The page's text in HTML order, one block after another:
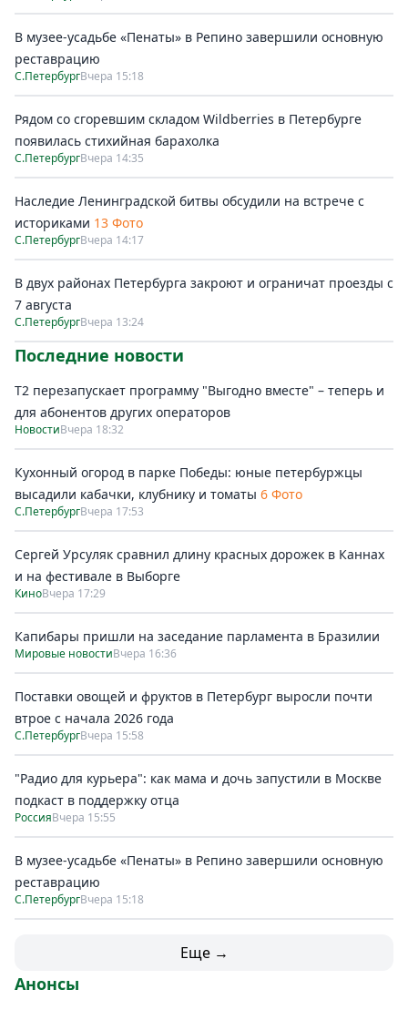
В музее-усадьбе «Пенаты» в Репино завершили основную
реставрацию
С.ПетербургВчера 15:18
Рядом со сгоревшим складом Wildberries в Петербурге
появилась стихийная барахолка
С.ПетербургВчера 14:35
Наследие Ленинградской битвы обсудили на встрече с
историками 13 Фото
С.ПетербургВчера 14:17
В двух районах Петербурга закроют и ограничат проезды с
7 августа
С.ПетербургВчера 13:24
Последние новости
Т2 перезапускает программу "Выгодно вместе" – теперь и
для абонентов других операторов
НовостиВчера 18:32
Кухонный огород в парке Победы: юные петербуржцы
высадили кабачки, клубнику и томаты 6 Фото
С.ПетербургВчера 17:53
Сергей Урсуляк сравнил длину красных дорожек в Каннах
и на фестивале в Выборге
КиноВчера 17:29
Капибары пришли на заседание парламента в Бразилии
Мировые новостиВчера 16:36
Поставки овощей и фруктов в Петербург выросли почти
втрое с начала 2026 года
С.ПетербургВчера 15:58
"Радио для курьера": как мама и дочь запустили в Москве
подкаст в поддержку отца
РоссияВчера 15:55
В музее-усадьбе «Пенаты» в Репино завершили основную
реставрацию
С.ПетербургВчера 15:18
Еще →
Анонсы